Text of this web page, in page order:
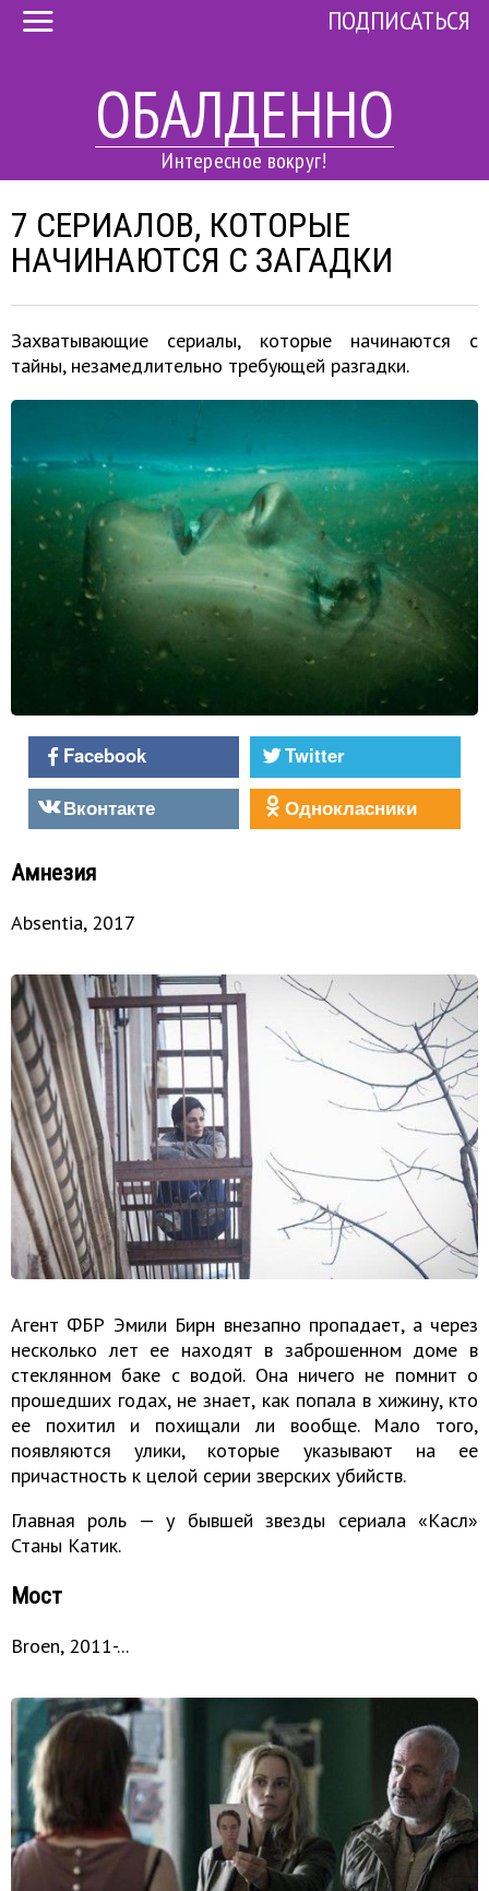
ОБАЛДЕННО
Интересное вокруг!
ПОДПИСАТЬСЯ
7 СЕРИАЛОВ, КОТОРЫЕ
НАЧИНАЮТСЯ С ЗАГАДКИ
Захватывающие сериалы, которые начинаются с
тайны, незамедлительно требующей разгадки.
Facebook
Twitter
Вконтакте
Однокласники
Амнезия
Absentia, 2017
Агент ФБР Эмили Бирн внезапно пропадает, а через
несколько лет ее находят в заброшенном доме в
стеклянном баке с водой. Она ничего не помнит о
прошедших годах, не знает, как попала в хижину, кто
ее похитил и похищали ли вообще. Мало того,
появляются улики, которые указывают на ее
причастность к целой серии зверских убийств.
Главная роль — у бывшей звезды сериала «Касл»
Станы Катик.
Мост
Broen, 2011-...